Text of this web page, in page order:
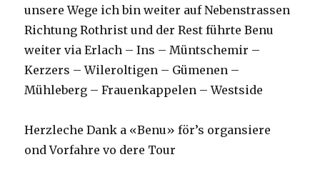
unsere Wege ich bin weiter auf Nebenstrassen
Richtung Rothrist und der Rest führte Benu
weiter via Erlach – Ins – Müntschemir –
Kerzers – Wileroltigen – Gümenen –
Mühleberg – Frauenkappelen – Westside
Herzleche Dank a «Benu» för’s organsiere
ond Vorfahre vo dere Tour